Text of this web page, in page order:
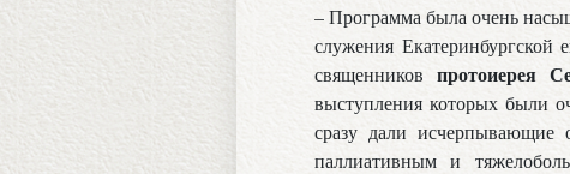
– Программа была очень
служения
священников протоиерея
выступления которых были
сразу дали
паллиативным и